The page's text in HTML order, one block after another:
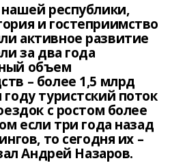
республики,
и гостеприимство
активное развитие
за два года
объем
– более 1,5 млрд
туристский поток
с ростом более
если три года назад
то сегодня их –
Андрей Назаров.